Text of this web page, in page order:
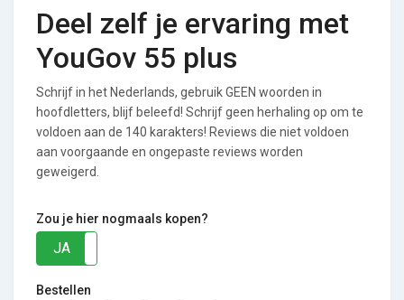
Deel zelf je ervaring met
YouGov 55 plus
Schrijf in het Nederlands, gebruik GEEN woorden in
hoofdletters, blijf beleefd! Schrijf geen herhaling op om te
voldoen aan de 140 karakters! Reviews die niet voldoen
aan voorgaande en ongepaste reviews worden
geweigerd.
Zou je hier nogmaals kopen?
JA
Bestellen